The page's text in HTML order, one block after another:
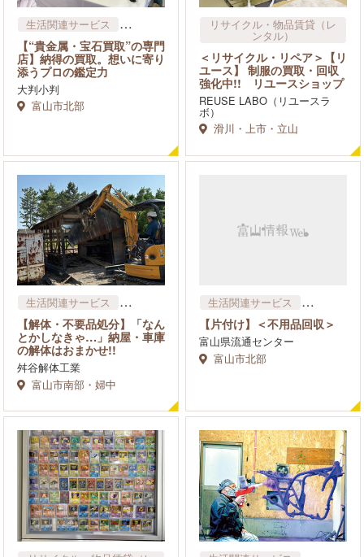
生活関連サービス
リサイクル・物品賃貸​（レ
ンタル）
【“貴金属・宝石買取”の専門
店】納得の買取。想いに寄り
添うプロの鑑定力
大判小判
富山市北部
リサイクル・物品賃貸​（レ
ンタル）
＜リサイクル・リペア＞【リ
ユース】 制服の買取・回収
強化中!! リユースショップ
REUSE LABO（リユースラ
ボ）
滑川・上市・立山
生活関連サービス
リサイクル・物品賃貸​（レ
ンタル）
インテリア・生活家具・家
電
車​・バイク・中古車買取・
修理
【解体・不要品処分】「なん
とかしなきゃ…」納屋・車庫
の解体はおまかせ!!
舛谷解体工業
富山市南部・婦中
生活関連サービス
リサイクル・物品賃貸​（レ
ンタル）
ブランド・ジュエリー
雑貨
【片付け】＜不用品回収＞
富山県流通センター
富山市北部